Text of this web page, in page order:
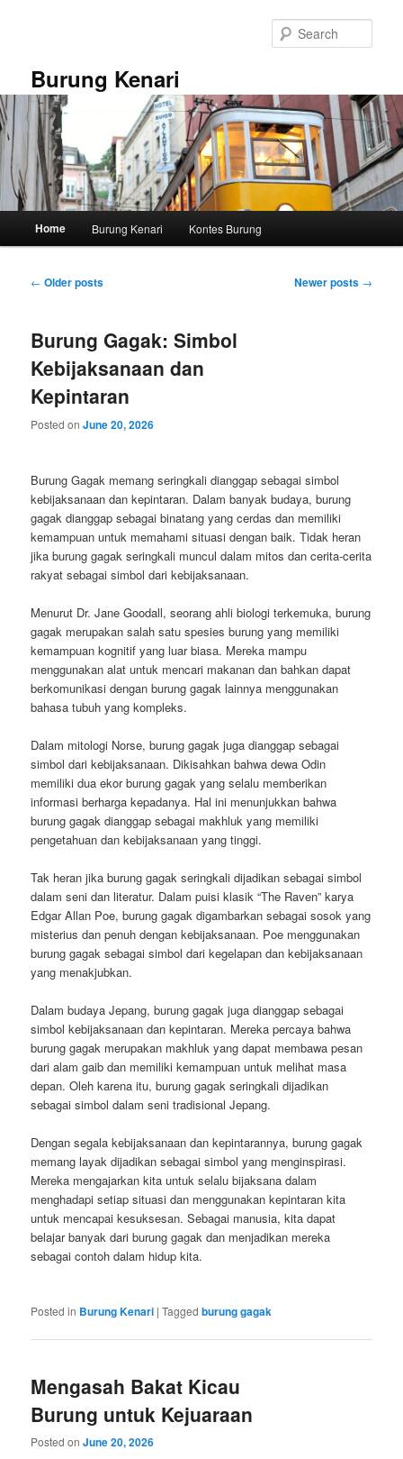
Burung Kenari
Home Burung Kenari Kontes Burung
Post
← Older posts Newer posts →
Burung Gagak: Simbol
Kebijaksanaan dan
Kepintaran
Posted onJune 20, 2026
Burung Gagak memang seringkali dianggap sebagai simbol
kebijaksanaan dan kepintaran. Dalam banyak budaya, burung
gagak dianggap sebagai binatang yang cerdas dan memiliki
kemampuan untuk memahami situasi dengan baik. Tidak heran
jika burung gagak seringkali muncul dalam mitos dan cerita-cerita
rakyat sebagai simbol dari kebijaksanaan.
Menurut Dr. Jane Goodall, seorang ahli biologi terkemuka, burung
gagak merupakan salah satu spesies burung yang memiliki
kemampuan kognitif yang luar biasa. Mereka mampu
menggunakan alat untuk mencari makanan dan bahkan dapat
berkomunikasi dengan burung gagak lainnya menggunakan
bahasa tubuh yang kompleks.
Dalam mitologi Norse, burung gagak juga dianggap sebagai
simbol dari kebijaksanaan. Dikisahkan bahwa dewa Odin
memiliki dua ekor burung gagak yang selalu memberikan
informasi berharga kepadanya. Hal ini menunjukkan bahwa
burung gagak dianggap sebagai makhluk yang memiliki
pengetahuan dan kebijaksanaan yang tinggi.
Tak heran jika burung gagak seringkali dijadikan sebagai simbol
dalam seni dan literatur. Dalam puisi klasik “The Raven” karya
Edgar Allan Poe, burung gagak digambarkan sebagai sosok yang
misterius dan penuh dengan kebijaksanaan. Poe menggunakan
burung gagak sebagai simbol dari kegelapan dan kebijaksanaan
yang menakjubkan.
Dalam budaya Jepang, burung gagak juga dianggap sebagai
simbol kebijaksanaan dan kepintaran. Mereka percaya bahwa
burung gagak merupakan makhluk yang dapat membawa pesan
dari alam gaib dan memiliki kemampuan untuk melihat masa
depan. Oleh karena itu, burung gagak seringkali dijadikan
sebagai simbol dalam seni tradisional Jepang.
Dengan segala kebijaksanaan dan kepintarannya, burung gagak
memang layak dijadikan sebagai simbol yang menginspirasi.
Mereka mengajarkan kita untuk selalu bijaksana dalam
menghadapi setiap situasi dan menggunakan kepintaran kita
untuk mencapai kesuksesan. Sebagai manusia, kita dapat
belajar banyak dari burung gagak dan menjadikan mereka
sebagai contoh dalam hidup kita.
Posted in Burung Kenari |Tagged burung gagak
Mengasah Bakat Kicau
Burung untuk Kejuaraan
Posted onJune 20, 2026